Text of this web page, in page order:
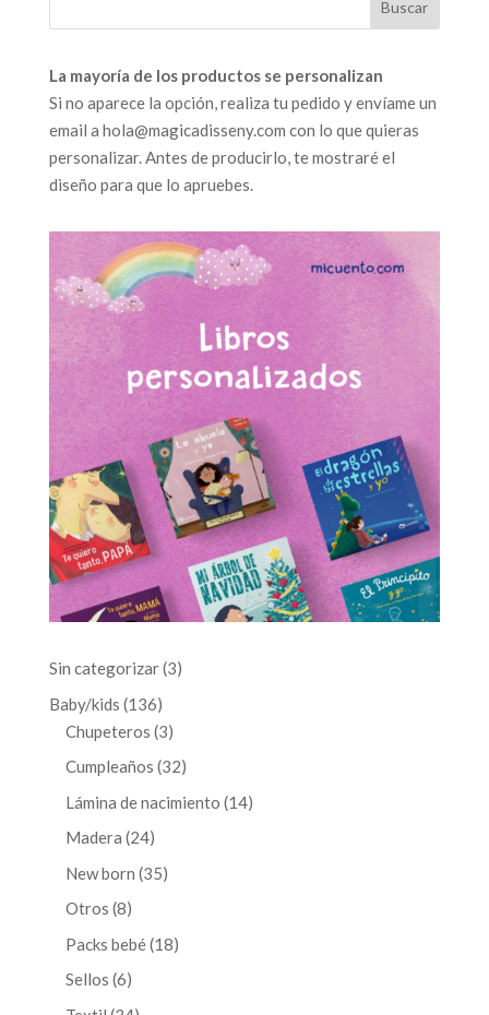
La mayoría de los productos se personalizan
Si no aparece la opción, realiza tu pedido y envíame un
email a hola@magicadisseny.com con lo que quieras
personalizar. Antes de producirlo, te mostraré el
diseño para que lo apruebes.
Sin categorizar 33
Baby/kids 136136
productos
Chupeteros 33
productos
Cumpleaños 3232
productos
Lámina de nacimiento 1414
Madera 2424
productos
New born 3535
Otros 88
productos
Packs bebé 1818
Sellos 66
productos